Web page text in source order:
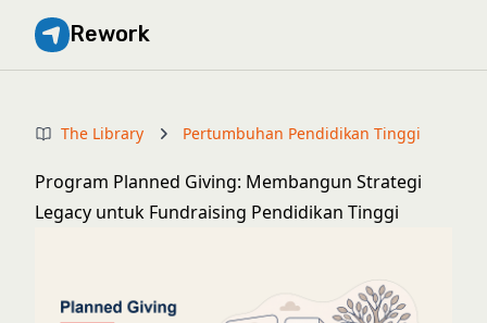
Rework
The Library Pertumbuhan Pendidikan Tinggi
Program Planned Giving: Membangun Strategi
Legacy untuk Fundraising Pendidikan Tinggi